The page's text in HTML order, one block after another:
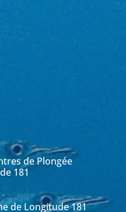
de Plongée
181
de Longitude 181